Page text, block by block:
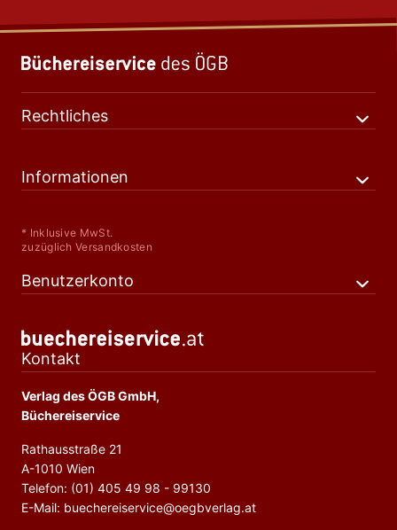
Rechtliches
Informationen
* Inklusive MwSt.
zuzüglich Versandkosten
Benutzerkonto
Kontakt
Verlag des ÖGB GmbH,
Büchereiservice
Rathausstraße 21
A-1010 Wien
Telefon: (01) 405 49 98 - 99130
E-Mail: buechereiservice@oegbverlag.at